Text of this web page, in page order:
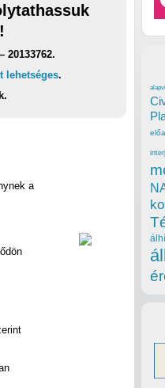
20133762.
lehetséges.
a